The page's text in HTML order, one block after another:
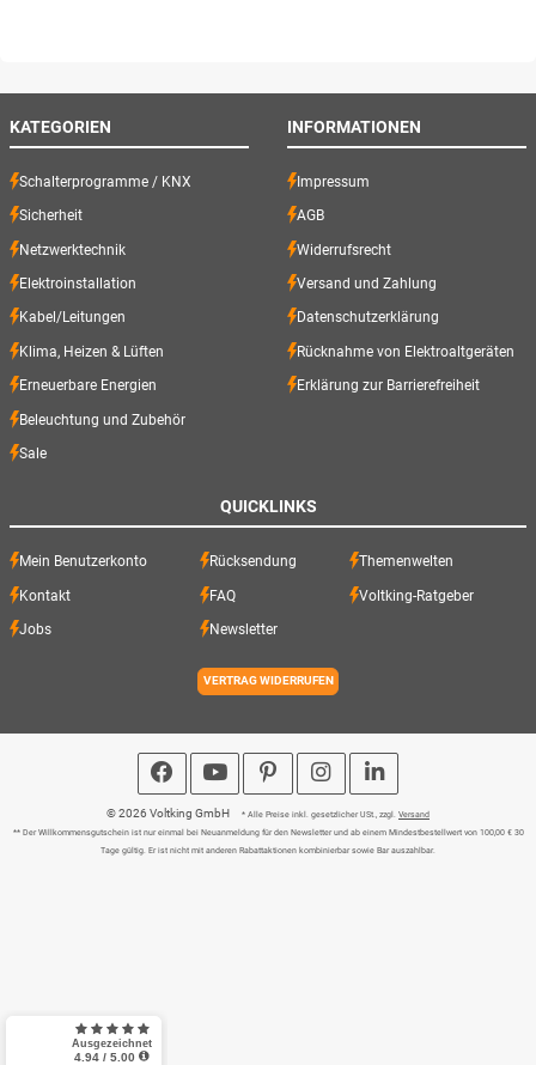
KATEGORIEN
Schalterprogramme / KNX
Sicherheit
Netzwerktechnik
Elektroinstallation
Kabel/Leitungen
Klima, Heizen & Lüften
Erneuerbare Energien
Beleuchtung und Zubehör
Sale
INFORMATIONEN
Impressum
AGB
Widerrufsrecht
Versand und Zahlung
Datenschutzerklärung
Rücknahme von Elektroaltgeräten
Erklärung zur Barrierefreiheit
QUICKLINKS
Mein Benutzerkonto Rücksendung Themenwelten
Kontakt FAQ Voltking-Ratgeber
Jobs Newsletter
VERTRAG WIDERRUFEN
© 2026 Voltking GmbH * Alle Preise inkl. gesetzlicher USt., zzgl. Versand
** Der Willkommensgutschein ist nur einmal bei Neuanmeldung für den Newsletter und ab einem Mindestbestellwert von 100,00 € 30
Tage gültig. Er ist nicht mit anderen Rabattaktionen kombinierbar sowie Bar auszahlbar.